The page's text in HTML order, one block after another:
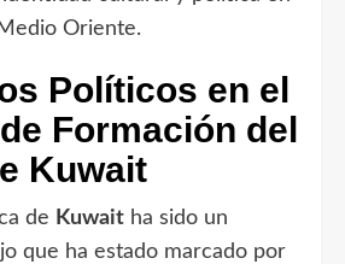
Oriente.
Políticos en el
Formación del
Kuwait
de Kuwait ha sido un
que ha estado marcado por